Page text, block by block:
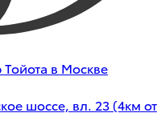
в Москве
шоссе, вл. 23 (4км от